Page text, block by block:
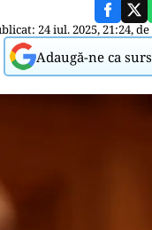
24 iul. 2025, 21:24, de
Adaugă-ne ca